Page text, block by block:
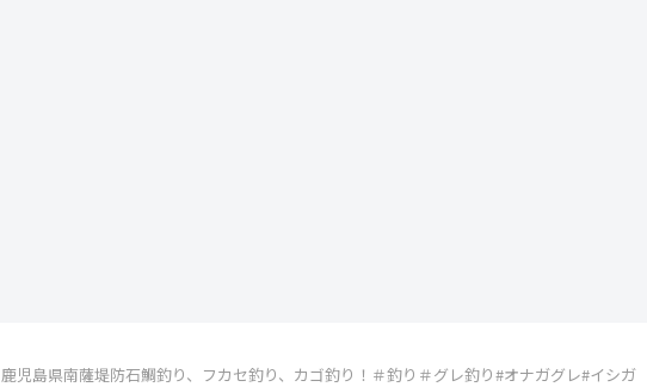
鹿児島県南薩堤防石鯛釣り、フカセ釣り、カゴ釣り！＃釣り＃グレ釣り#オナガグレ#イシガ